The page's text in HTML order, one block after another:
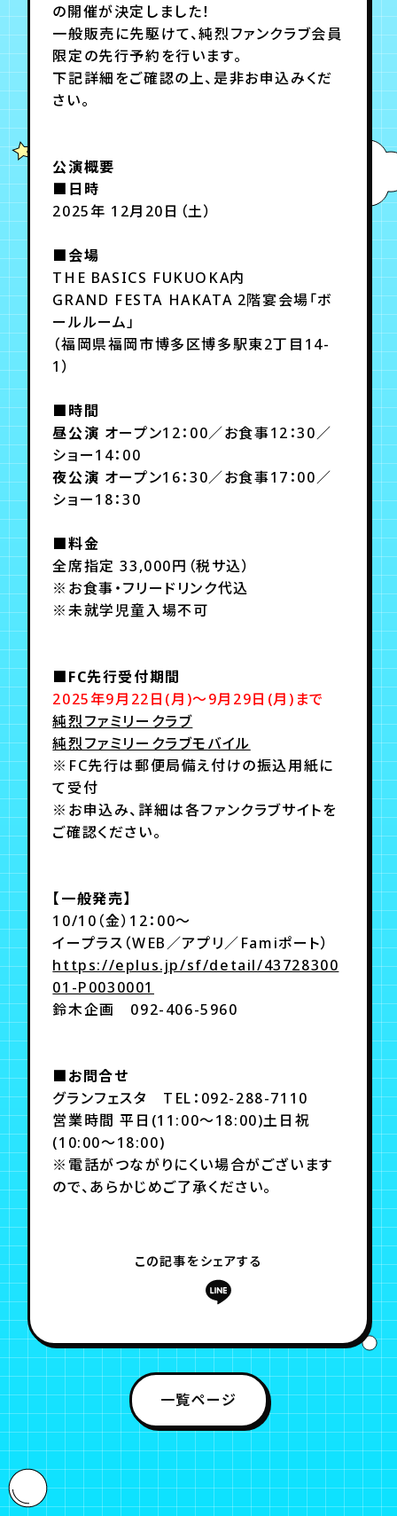
の開催が決定しました！
一般販売に先駆けて、純烈ファンクラブ会員
限定の先行予約を行います。
下記詳細をご確認の上、是非お申込みくだ
さい。
公演概要
■日時
2025年 12月20日（土）
■会場
THE BASICS FUKUOKA内
GRAND FESTA HAKATA 2階宴会場「ボ
ールルーム」
（福岡県福岡市博多区博多駅東2丁目14-
1）
■時間
昼公演 オープン12：00／お食事12：30／
ショー14：00
夜公演 オープン16：30／お食事17：00／
ショー18：30
■料金
全席指定 33,000円（税サ込）
※お食事・フリードリンク代込
※未就学児童入場不可
■FC先行受付期間
2025年9月22日(月)〜9月29日(月)まで
純烈ファミリークラブ
純烈ファミリークラブモバイル
※FC先行は郵便局備え付けの振込用紙に
て受付
※お申込み、詳細は各ファンクラブサイトを
ご確認ください。
【一般発売】
10/10（金）12：00〜
イープラス（WEB／アプリ／Famiポート）
https://eplus.jp/sf/detail/43728300
01-P0030001
鈴木企画 092-406-5960
■お問合せ
グランフェスタ TEL：092-288-7110
営業時間 平日(11:00～18:00)土日祝
(10:00～18:00)
※電話がつながりにくい場合がございます
ので、あらかじめご了承ください。
この記事をシェアする
一覧ページ